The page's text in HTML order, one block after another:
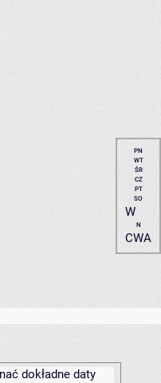
PN
WT
ŚR
CZ
PT
SO
W
N
CWA
dokładne daty